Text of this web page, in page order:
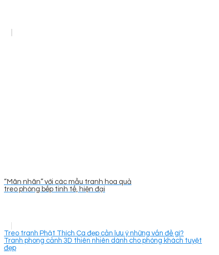
“Mãn nhãn” với các mẫu tranh hoa quả
treo phòng bếp tinh tế, hiện đại
Treo tranh Phật Thích Ca đẹp cần lưu ý những vấn đề gì?
Tranh phong cảnh 3D thiên nhiên dành cho phòng khách tuyệt
đẹp